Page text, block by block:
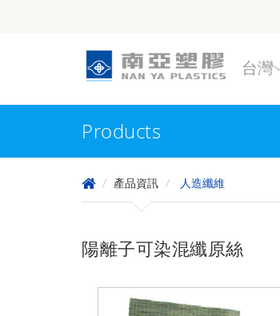
台灣
Products
產品資訊 人造纖維
陽離子可染混纖原絲